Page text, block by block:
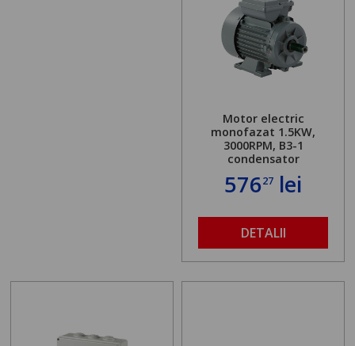
Motor electric
monofazat 1.5KW,
3000RPM, B3-1
condensator
57627 lei
DETALII